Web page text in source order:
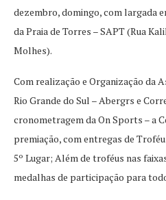
dezembro, domingo, com largada
da Praia de Torres – SAPT (Rua
Molhes).
Com realização e Organização da
Rio Grande do Sul – Abergrs e
cronometragem da On Sports – a
premiação, com entregas de
5º Lugar; Além de troféus nas
medalhas de participação para